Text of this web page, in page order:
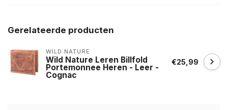
Gerelateerde producten
WILD NATURE
Wild Nature Leren Billfold
Portemonnee Heren - Leer -
Cognac
€25,99